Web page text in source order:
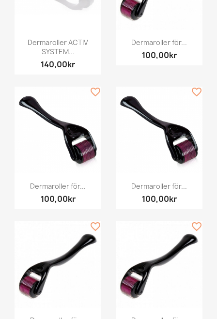
Dermaroller ACTIV
SYSTEM...
140,00kr
Dermaroller för...
100,00kr
Dermaroller för...
100,00kr
favorite_border
Dermaroller för...
100,00kr
favorite_border
favorite_border favorite_border